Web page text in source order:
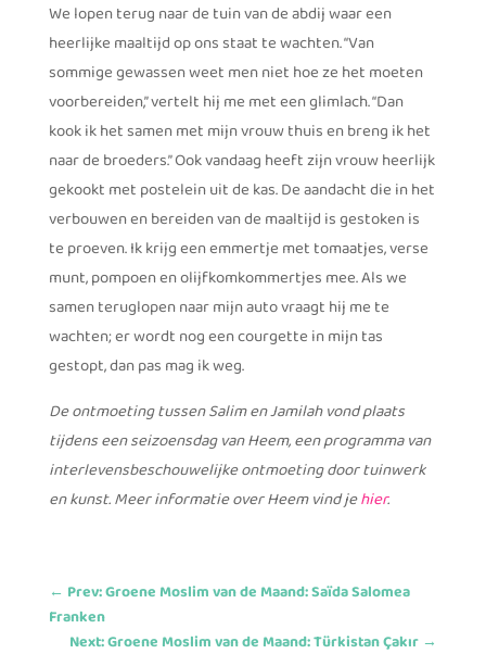
We lopen terug naar de tuin van de abdij waar een
heerlijke maaltijd op ons staat te wachten. “Van
sommige gewassen weet men niet hoe ze het moeten
voorbereiden,” vertelt hij me met een glimlach. “Dan
kook ik het samen met mijn vrouw thuis en breng ik het
naar de broeders.” Ook vandaag heeft zijn vrouw heerlijk
gekookt met postelein uit de kas. De aandacht die in het
verbouwen en bereiden van de maaltijd is gestoken is
te proeven. Ik krijg een emmertje met tomaatjes, verse
munt, pompoen en olijfkomkommertjes mee. Als we
samen teruglopen naar mijn auto vraagt hij me te
wachten; er wordt nog een courgette in mijn tas
gestopt, dan pas mag ik weg.
De ontmoeting tussen Salim en Jamilah vond plaats
tijdens een seizoensdag van Heem, een programma van
interlevensbeschouwelijke ontmoeting door tuinwerk
en kunst. Meer informatie over Heem vind jehier.
← Prev: Groene Moslim van de Maand: Saïda Salomea
Franken
Next: Groene Moslim van de Maand: Türkistan Çakır →